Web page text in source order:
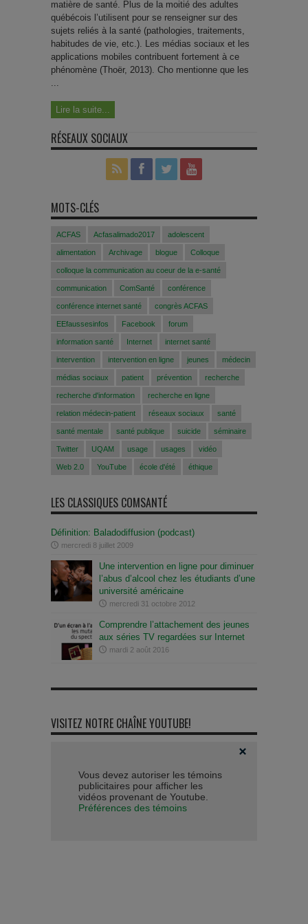
matière de santé. Plus de la moitié des adultes
québécois l’utilisent pour se renseigner sur des
sujets reliés à la santé (pathologies, traitements,
habitudes de vie, etc.). Les médias sociaux et les
applications mobiles contribuent fortement à ce
phénomène (Thoër, 2013). Cho mentionne que les
Lire la suite...
RÉSEAUX SOCIAUX
MOTS-CLÉS
ACFAS Acfasalimado2017 adolescent
alimentation Archivage blogue Colloque
colloque la communication au coeur de la e-santé
communication ComSanté conférence
conférence internet santé congrès ACFAS
EEfaussesinfos Facebook forum
information santé Internet internet santé
intervention intervention en ligne jeunes médecin
médias sociaux patient prévention recherche
recherche d'information recherche en ligne
relation médecin-patient réseaux sociaux santé
santé mentale santé publique suicide séminaire
Twitter UQAM usage usages vidéo
Web 2.0 YouTube école d'été éthique
LES CLASSIQUES COMSANTÉ
Définition: Baladodiffusion (podcast)
mercredi 8 juillet 2009
Une intervention en ligne pour diminuer
l’abus d’alcool chez les étudiants d’une
université américaine
mercredi 31 octobre 2012
Comprendre l’attachement des jeunes
aux séries TV regardées sur Internet
mardi 2 août 2016
VISITEZ NOTRE CHAÎNE YOUTUBE!
Vous devez autoriser les témoins
publicitaires pour afficher les
vidéos provenant de Youtube.
Préférences des témoins